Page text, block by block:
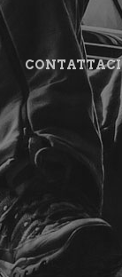
CONTATTACI